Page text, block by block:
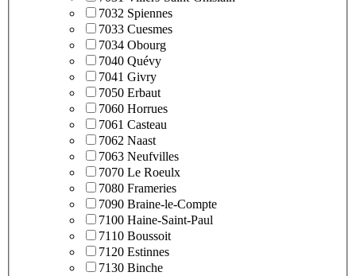
7032 Spiennes
7033 Cuesmes
7034 Obourg
7040 Quévy
7041 Givry
7050 Erbaut
7060 Horrues
7061 Casteau
7062 Naast
7063 Neufvilles
7070 Le Roeulx
7080 Frameries
7090 Braine-le-Compte
7100 Haine-Saint-Paul
7110 Boussoit
7120 Estinnes
7130 Binche